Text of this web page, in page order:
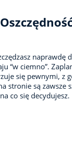
naprawdę
“w ciemno”.
się pewnymi, z
stronie są zawsze
co się decydujesz.